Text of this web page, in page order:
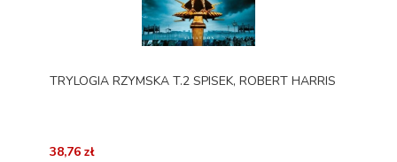
TRYLOGIA RZYMSKA T.2 SPISEK, ROBERT HARRIS
38,76 zł